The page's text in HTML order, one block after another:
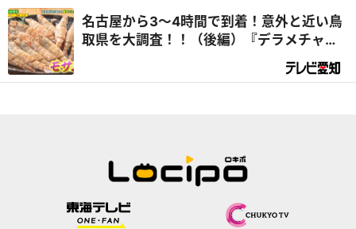
名古屋から3～4時間で到着！意外と近い鳥
取県を大調査！！（後編）『デラメチャ気